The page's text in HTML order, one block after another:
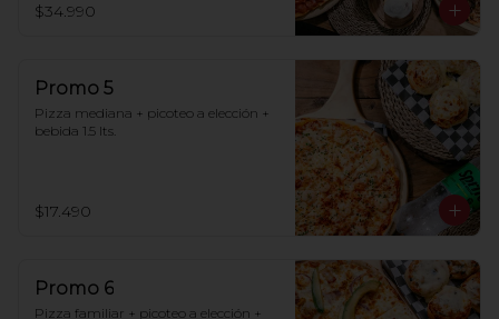
$34.990
Promo 5
Pizza mediana + picoteo a elección +
bebida 1.5 lts.
$17.490
Promo 6
Pizza familiar + picoteo a elección +